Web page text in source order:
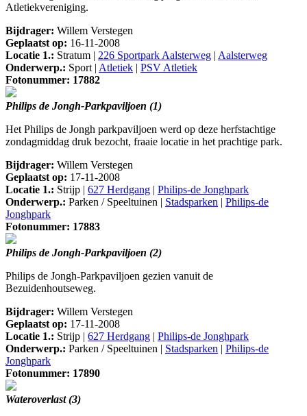
Atletiekvereniging.
Bijdrager: Willem Verstegen
Geplaatst op: 16-11-2008
Locatie 1.: Stratum | 226 Sportpark Aalsterweg | Aalsterweg
Onderwerp.: Sport | Atletiek | PSV Atletiek
Fotonummer: 17882
Philips de Jongh-Parkpaviljoen (1)
Het Philips de Jongh parkpaviljoen werd op deze herfstachtige
zondagmiddag druk bezocht, fraaie locatie in het prachtige park.
Bijdrager: Willem Verstegen
Geplaatst op: 17-11-2008
Locatie 1.: Strijp | 627 Herdgang | Philips-de Jonghpark
Onderwerp.: Parken / Speeltuinen | Stadsparken | Philips-de
Jonghpark
Fotonummer: 17883
Philips de Jongh-Parkpaviljoen (2)
Philips de Jongh-Parkpaviljoen gezien vanuit de
Bezuidenhoutseweg.
Bijdrager: Willem Verstegen
Geplaatst op: 17-11-2008
Locatie 1.: Strijp | 627 Herdgang | Philips-de Jonghpark
Onderwerp.: Parken / Speeltuinen | Stadsparken | Philips-de
Jonghpark
Fotonummer: 17890
Wateroverlast (3)